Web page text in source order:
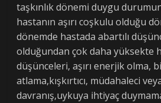
taşkınlık dönemi duygu
hastanın aşırı coşkulu olduğu
dönemde hastada abartılı
olduğundan çok daha yüksekte
düşünceleri, aşırı enerjik olma,
atlama,kışkırtıcı, müdahaleci
davranış,uykuya ihtiyaç